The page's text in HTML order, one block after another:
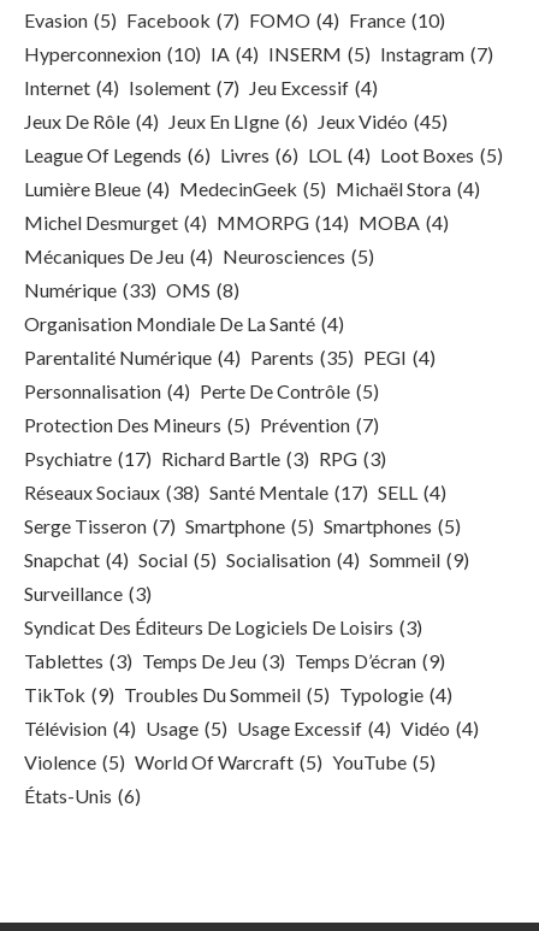
Evasion (5) Facebook (7) FOMO (4) France (10)
Hyperconnexion (10) IA (4) INSERM (5) Instagram (7)
Internet (4) Isolement (7) Jeu Excessif (4)
Jeux De Rôle (4) Jeux En LIgne (6) Jeux Vidéo (45)
League Of Legends (6) Livres (6) LOL (4) Loot Boxes (5)
Lumière Bleue (4) MedecinGeek (5) Michaël Stora (4)
Michel Desmurget (4) MMORPG (14) MOBA (4)
Mécaniques De Jeu (4) Neurosciences (5)
Numérique (33) OMS (8)
Organisation Mondiale De La Santé (4)
Parentalité Numérique (4) Parents (35) PEGI (4)
Personnalisation (4) Perte De Contrôle (5)
Protection Des Mineurs (5) Prévention (7)
Psychiatre (17) Richard Bartle (3) RPG (3)
Réseaux Sociaux (38) Santé Mentale (17) SELL (4)
Serge Tisseron (7) Smartphone (5) Smartphones (5)
Snapchat (4) Social (5) Socialisation (4) Sommeil (9)
Surveillance (3)
Syndicat Des Éditeurs De Logiciels De Loisirs (3)
Tablettes (3) Temps De Jeu (3) Temps D’écran (9)
TikTok (9) Troubles Du Sommeil (5) Typologie (4)
Télévision (4) Usage (5) Usage Excessif (4) Vidéo (4)
Violence (5) World Of Warcraft (5) YouTube (5)
États-Unis (6)